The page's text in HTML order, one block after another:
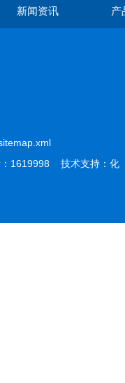
新闻资讯 产
1619998 技术支持： 化